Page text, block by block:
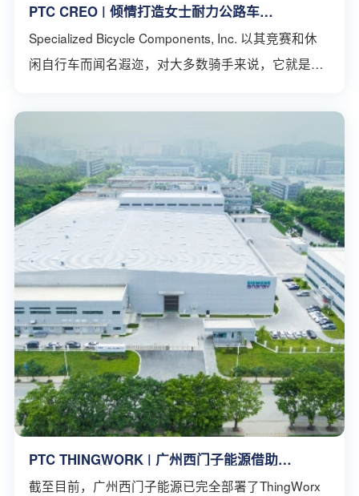
PTC CREO | 倾情打造女士耐力公路车
Specialized Ruby
Specialized Bicycle Components, Inc. 以其竞赛和休
闲自行车而闻名遐迩，对大多数骑手来说，它就是专
产的山地车投入市场。今天，该公司销售各种车型，
PTC THINGWORK | 广州西门子能源借助
截至目前，广州西门子能源已完全部署了ThingWorx